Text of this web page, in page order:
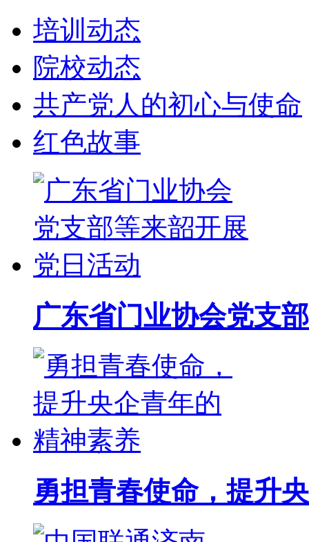
培训动态
院校动态
共产党人的初心与使命
红色故事
广东省门业协会党支
勇担青春使命，提升